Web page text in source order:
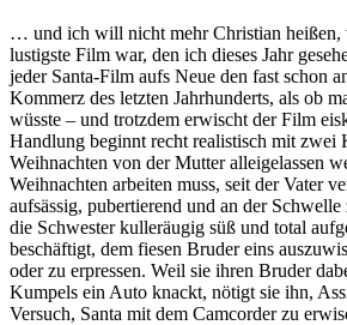
… und ich will nicht mehr Christian heißen,
lustigste Film war, den ich dieses Jahr
jeder Santa-Film aufs Neue den fast schon
Kommerz des letzten Jahrhunderts, als ob
wüsste – und trotzdem erwischt der Film
Handlung beginnt recht realistisch mit zwei
Weihnachten von der Mutter alleigelassen
Weihnachten arbeiten muss, seit der Vater
aufsässig, pubertierend und an der
die Schwester kulleräugig süß und total
beschäftigt, dem fiesen Bruder eins
oder zu erpressen. Weil sie ihren Bruder
Kumpels ein Auto knackt, nötigt sie ihn,
Versuch, Santa mit dem Camcorder zu